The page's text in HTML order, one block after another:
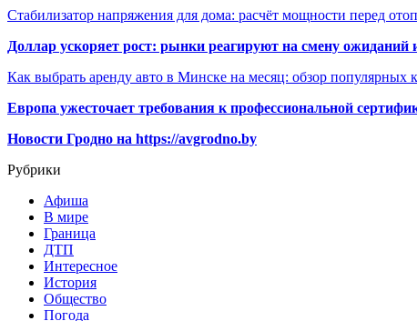
Стабилизатор напряжения для дома: расчёт мощности перед
Доллар ускоряет рост: рынки реагируют на смену ожиданий
Как выбрать аренду авто в Минске на месяц: обзор популярных
Европа ужесточает требования к профессиональной
Новости Гродно на https://avgrodno.by
Рубрики
Афиша
В мире
Граница
ДТП
Интересное
История
Общество
Погода